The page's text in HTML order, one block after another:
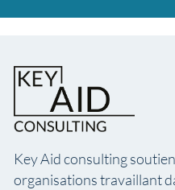
Key Aid consulting
organisations travaillant